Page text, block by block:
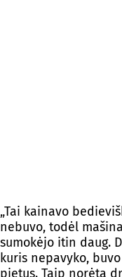
„Tai kainavo
nebuvo, todėl
sumokėjo itin daug.
kuris nepavyko,
pietus. Taip norėta